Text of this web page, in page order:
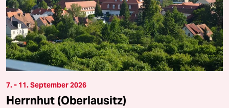
7. - 11. September 2026
Herrnhut (Oberlausitz)